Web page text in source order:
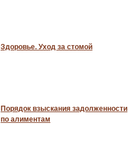
Здоровье. Уход за стомой
Порядок взыскания задолженности
по алиментам